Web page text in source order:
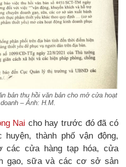
bản thu hồi văn bản cho mở cửa hoạt
– Ảnh: H.M.
Nai cho hay trước đó đã có
thành phố vận động,
các cửa hàng tạp hóa, cửa
gạo, sữa và các cơ sở sản